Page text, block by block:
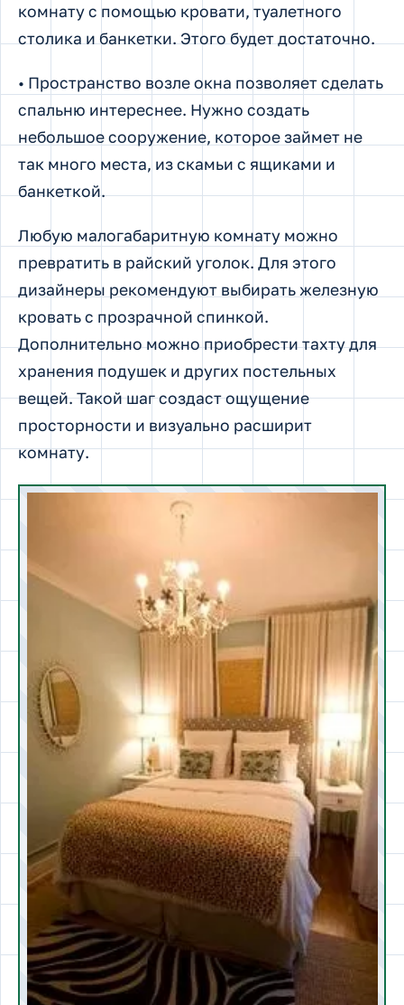
комнату с помощью кровати, туалетного
столика и банкетки. Этого будет достаточно.
• Пространство возле окна позволяет сделать
спальню интереснее. Нужно создать
небольшое сооружение, которое займет не
так много места, из скамьи с ящиками и
банкеткой.
Любую малогабаритную комнату можно
превратить в райский уголок. Для этого
дизайнеры рекомендуют выбирать железную
кровать с прозрачной спинкой.
Дополнительно можно приобрести тахту для
хранения подушек и других постельных
вещей. Такой шаг создаст ощущение
просторности и визуально расширит
комнату.